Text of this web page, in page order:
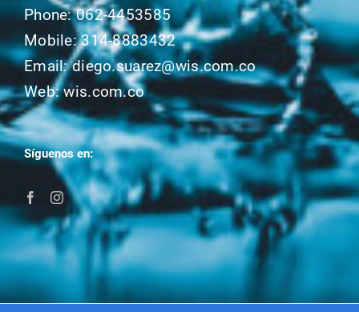
Phone:062-4453585
Mobile:314-8883432
Email:diego.suarez@wis.com.co
Web:wis.com.co
Síguenos en: